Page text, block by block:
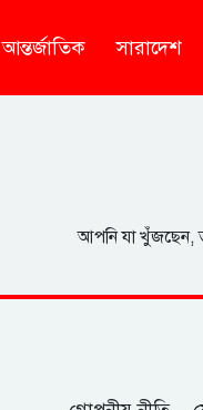
আন্তর্জাতিক সারাদেশ
আপনি যা খুঁজছেন,